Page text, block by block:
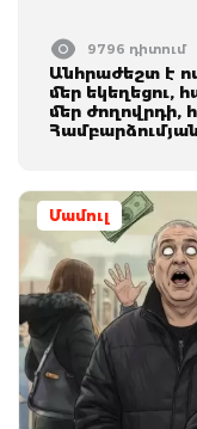
9796 դիտում
Անհրաժեշտ է
մեր եկեղեցու,
մեր ժողովրդի,
Մամուլ